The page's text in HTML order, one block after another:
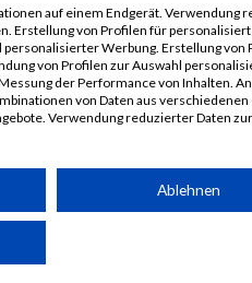
2000 AUT
= Kategorie Position, TPos =
DNF = Did not finish, DQ =
auf einem Endgerät. Verwendung
Erstellung von Profilen für
Werbung. Erstellung von
von Profilen zur Auswahl
der Performance von Inhalten.
von Daten aus
Verwendung reduzierter Daten
gelten ausschließlich für diese
Ablehnen